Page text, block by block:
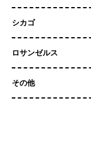
シカゴ
ロサンゼルス
その他